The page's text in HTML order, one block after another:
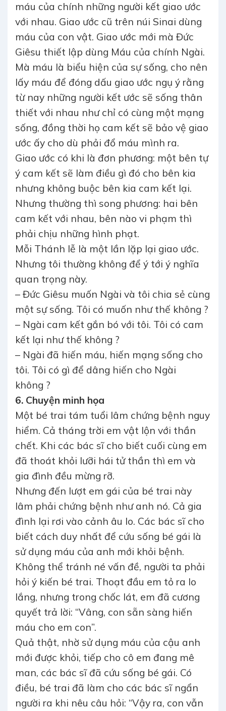
máu của chính những người kết giao ước
với nhau. Giao ước cũ trên núi Sinai dùng
máu của con vật. Giao ước mới mà Đức
Giêsu thiết lập dùng Máu của chính Ngài.
Mà máu là biểu hiện của sự sống, cho nên
lấy máu để đóng dấu giao ước ngụ ý rằng
từ nay những người kết ước sẽ sống thân
thiết với nhau như chỉ có cùng một mạng
sống, đồng thời họ cam kết sẽ bảo vệ giao
ước ấy cho dù phải đổ máu mình ra.
Giao ước có khi là đơn phương: một bên tự
ý cam kết sẽ làm điều gì đó cho bên kia
nhưng không buộc bên kia cam kết lại.
Nhưng thường thì song phương: hai bên
cam kết với nhau, bên nào vi phạm thì
phải chịu những hình phạt.
Mỗi Thánh lễ là một lần lặp lại giao ước.
Nhưng tôi thường không để ý tới ý nghĩa
quan trọng này.
– Đức Giêsu muốn Ngài và tôi chia sẻ cùng
một sự sống. Tôi có muốn như thế không ?
– Ngài cam kết gắn bó với tôi. Tôi có cam
kết lại như thế không ?
– Ngài đã hiến máu, hiến mạng sống cho
tôi. Tôi có gì để dâng hiến cho Ngài
không ?
6. Chuyện minh họa
Một bé trai tám tuổi lâm chứng bệnh nguy
hiểm. Cả tháng trời em vật lộn với thần
chết. Khi các bác sĩ cho biết cuối cùng em
đã thoát khỏi lưỡi hái tử thần thì em và
gia đình đều mừng rỡ.
Nhưng đến lượt em gái của bé trai này
lâm phải chứng bệnh như anh nó. Cả gia
đình lại rơi vào cảnh âu lo. Các bác sĩ cho
biết cách duy nhất để cứu sống bé gái là
sử dụng máu của anh mới khỏi bệnh.
Không thể tránh né vấn đề, người ta phải
hỏi ý kiến bé trai. Thoạt đầu em tỏ ra lo
lắng, nhưng trong chốc lát, em đã cương
quyết trả lời: “Vâng, con sẵn sàng hiến
máu cho em con”.
Quả thật, nhờ sử dụng máu của cậu anh
mới được khỏi, tiếp cho cô em đang mê
man, các bác sĩ đã cứu sống bé gái. Có
điều, bé trai đã làm cho các bác sĩ ngẩn
người ra khi nêu câu hỏi: “Vậy ra, con vẫn